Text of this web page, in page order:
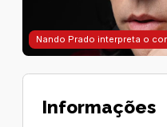
Nando Prado interpreta o
Informações